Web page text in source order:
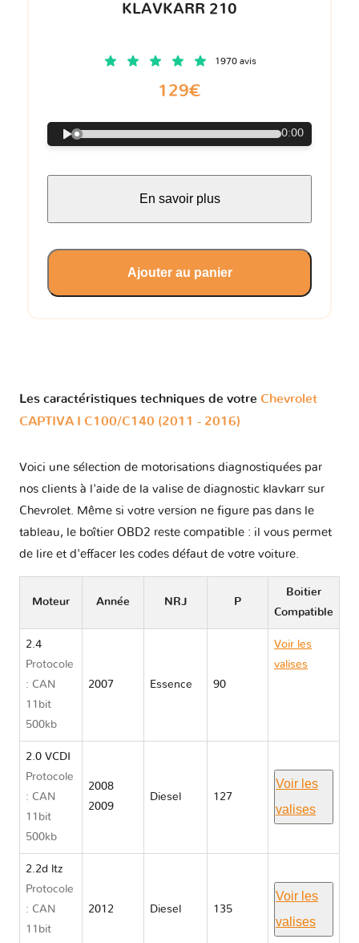
KLAVKARR 210
1970 avis
129€
0:00
En savoir plus
Ajouter au panier
Les caractéristiques techniques de votre Chevrolet
CAPTIVA I C100/C140 (2011 - 2016)
Voici une sélection de motorisations diagnostiquées par
nos clients à l'aide de la valise de diagnostic klavkarr sur
Chevrolet. Même si votre version ne figure pas dans le
tableau, le boîtier OBD2 reste compatible : il vous permet
de lire et d'effacer les codes défaut de votre voiture.
Moteur Année NRJ P
Boitier
Compatible
2.4
Protocole
: CAN
11bit
500kb
2007 Essence 90
Voir les
valises
2.0 VCDI
Protocole
: CAN
11bit
500kb
2008
2009
Diesel 127
Voir les
valises
2.2d ltz
Protocole
: CAN
11bit
2012 Diesel 135
Voir les
valises